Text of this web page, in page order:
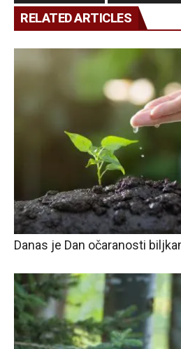
RELATED ARTICLES
Danas je Dan očaranosti